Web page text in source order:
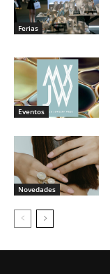
Ferias
Eventos
Novedades